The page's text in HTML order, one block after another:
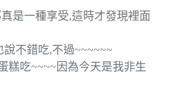
是一種享受,這時才發現裡面
不錯吃,不過~~~~~~
糕吃~~~~因為今天是我非生